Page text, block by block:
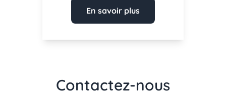
En savoir plus
Contactez-nous